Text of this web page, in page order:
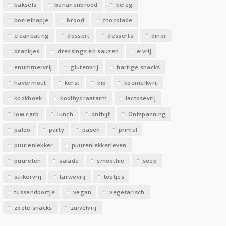
baksels bananenbrood beleg
borrelhapje brood chocolade
cleaneating dessert desserts diner
drankjes dressings en sauzen eivrij
enummervrij glutenvrij hartige snacks
havermout kerst kip koemelkvrij
kookboek koolhydraatarm lactosevrij
low carb lunch ontbijt Ontspanning
paleo party pasen primal
puurenlekker puurenlekkerleven
puureten salade smoothie soep
suikervrij tarwevrij toetjes
tussendoortje vegan vegetarisch
zoete snacks zuivelvrij